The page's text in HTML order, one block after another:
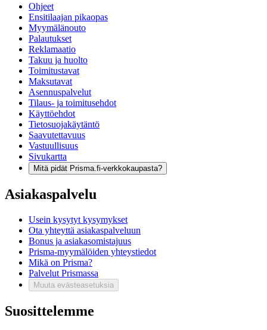
Ohjeet
Ensitilaajan pikaopas
Myymälänouto
Palautukset
Reklamaatio
Takuu ja huolto
Toimitustavat
Maksutavat
Asennuspalvelut
Tilaus- ja toimitusehdot
Käyttöehdot
Tietosuojakäytäntö
Saavutettavuus
Vastuullisuus
Sivukartta
Mitä pidät Prisma.fi-verkkokaupasta?
Asiakaspalvelu
Usein kysytyt kysymykset
Ota yhteyttä asiakaspalveluun
Bonus ja asiakasomistajuus
Prisma-myymälöiden yhteystiedot
Mikä on Prisma?
Palvelut Prismassa
Muuta evästeasetuksia
Suosittelemme